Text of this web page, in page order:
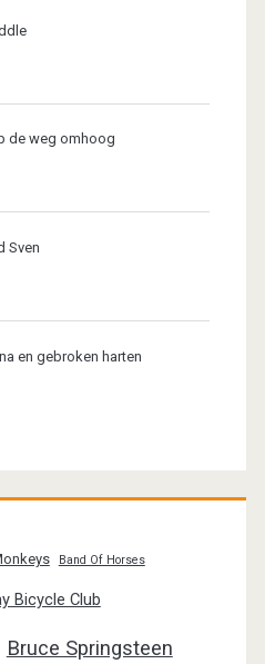
de weg omhoog
Sven
en gebroken harten
Band Of Horses
Bicycle Club
Bruce Springsteen